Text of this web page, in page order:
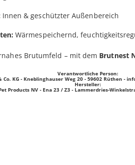
Innen & geschützter Außenbereich
Wärmespeichernd,
Brutumfeld – mit dem Brutnest
Verantwortliche Person:
Co. KG - Kneblinghauser Weg 20 - 59602 Rüthen -
Hersteller:
Products NV - Ena 23 / Z3 - Lammerdries-